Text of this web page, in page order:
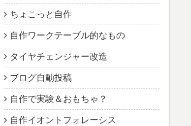
ちょこっと自作
自作ワークテーブル的なもの
タイヤチェンジャー改造
ブログ自動投稿
自作で実験＆おもちゃ？
自作イオントフォレーシス